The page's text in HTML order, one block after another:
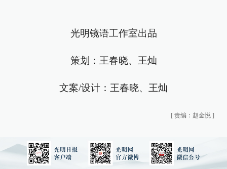
光明镜语工作室出品
策划：王春晓、王灿
文案/设计：王春晓、王灿
[ 责编：赵金悦 ]